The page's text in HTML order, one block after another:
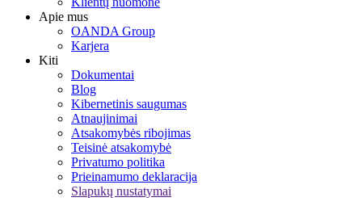
Apie mus
OANDA Group
Karjera
Kiti
Dokumentai
Blog
Kibernetinis saugumas
Atnaujinimai
Atsakomybės ribojimas
Teisinė atsakomybė
Privatumo politika
Prieinamumo deklaracija
Slapukų nustatymai